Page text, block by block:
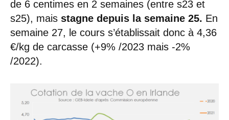
de 6 centimes en 2 semaines (entre s23 et
s25), mais stagne depuis la semaine 25. En
semaine 27, le cours s’établissait donc à 4,36
€/kg de carcasse (+9% /2023 mais -2%
/2022).